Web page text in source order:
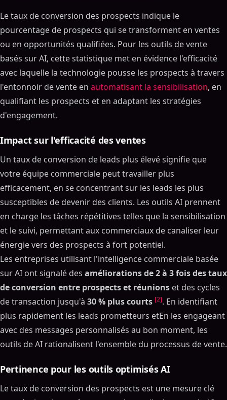
Le taux de conversion des prospects indique le
pourcentage de prospects qui se transforment en ventes
ou en opportunités qualifiées. Pour les outils de vente
basés sur AI, cette statistique met en évidence l'efficacité
avec laquelle la technologie pousse les prospects à travers
l'entonnoir de vente en automatisant la sensibilisation, en
qualifiant les prospects et en adaptant les stratégies
d'engagement.
Impact sur l'efficacité des ventes
Un taux de conversion de leads plus élevé signifie que
votre équipe commerciale peut travailler plus
efficacement, en se concentrant sur les leads les plus
susceptibles de devenir des clients. Les outils AI prennent
en charge les tâches répétitives telles que la sensibilisation
et le suivi, permettant aux commerciaux de canaliser leur
énergie vers des prospects à fort potentiel.
Les entreprises utilisant l'intelligence commerciale basée
sur AI ont signalé des améliorations de 2 à 3 fois des taux
de conversion entre prospects et réunions et des cycles
de transaction jusqu'à 30 % plus courts [2]. En identifiant
plus rapidement les leads prometteurs etEn les engageant
avec des messages personnalisés au bon moment, les
outils de AI rationalisent l'ensemble du processus de vente.
Pertinence pour les outils optimisés AI
Le taux de conversion des prospects est une mesure clé